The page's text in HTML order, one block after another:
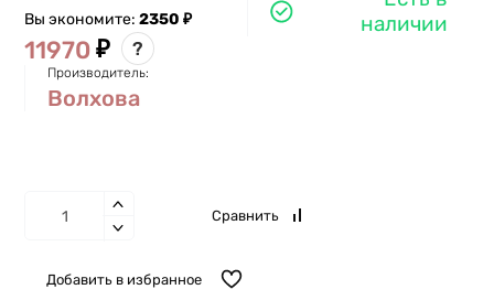
Вы экономите:2350 ₽
11970₽ ?
наличии
Производитель:
Волхова
Сравнить
Добавить в избранное